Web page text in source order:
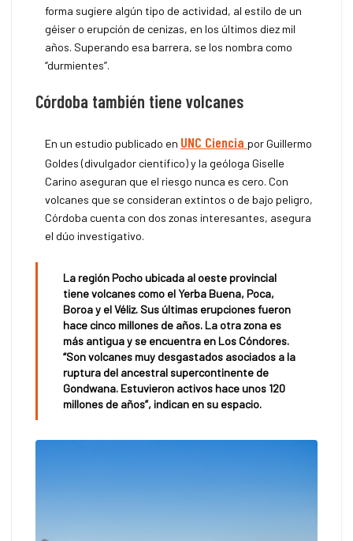
forma sugiere algún tipo de actividad, al estilo de un
géiser o erupción de cenizas, en los últimos diez mil
años. Superando esa barrera, se los nombra como
“durmientes”.
Córdoba también tiene volcanes
En un estudio publicado en UNC Ciencia por Guillermo
Goldes (divulgador científico) y la geóloga Giselle
Carino aseguran que el riesgo nunca es cero. Con
volcanes que se consideran extintos o de bajo peligro,
Córdoba cuenta con dos zonas interesantes, asegura
el dúo investigativo.
La región Pocho ubicada al oeste provincial
tiene volcanes como el Yerba Buena, Poca,
Boroa y el Véliz. Sus últimas erupciones fueron
hace cinco millones de años. La otra zona es
más antigua y se encuentra en Los Cóndores.
“Son volcanes muy desgastados asociados a la
ruptura del ancestral supercontinente de
Gondwana. Estuvieron activos hace unos 120
millones de años”, indican en su espacio.